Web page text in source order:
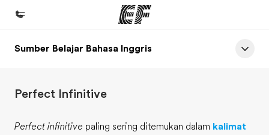
Beranda
Daftar program
Sumber Belajar Bahasa Inggris
Perfect Infinitive
Perfect infinitive paling sering ditemukan dalam kalimat